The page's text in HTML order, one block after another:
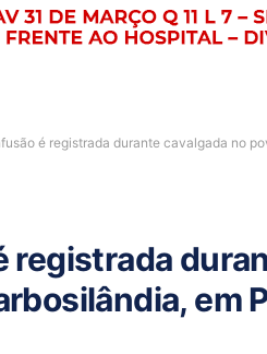
é registrada durante cavalgada no
registrada
em